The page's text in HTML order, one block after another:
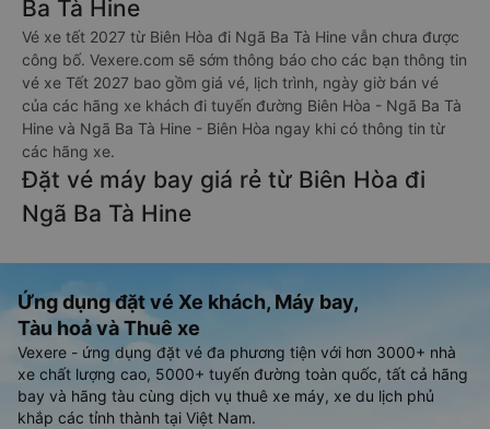
Ba Tà Hine
Vé xe tết 2027 từ Biên Hòa đi Ngã Ba Tà Hine vẫn chưa được
công bố. Vexere.com sẽ sớm thông báo cho các bạn thông tin
vé xe Tết 2027 bao gồm giá vé, lịch trình, ngày giờ bán vé
của các hãng xe khách đi tuyến đường Biên Hòa - Ngã Ba Tà
Hine và Ngã Ba Tà Hine - Biên Hòa ngay khi có thông tin từ
các hãng xe.
Đặt vé máy bay giá rẻ từ Biên Hòa đi
Ngã Ba Tà Hine
Ứng dụng đặt vé Xe khách, Máy bay,
Tàu hoả và Thuê xe
Vexere - ứng dụng đặt vé đa phương tiện với hơn 3000+ nhà
xe chất lượng cao, 5000+ tuyến đường toàn quốc, tất cả hãng
bay và hãng tàu cùng dịch vụ thuê xe máy, xe du lịch phủ
khắp các tỉnh thành tại Việt Nam.